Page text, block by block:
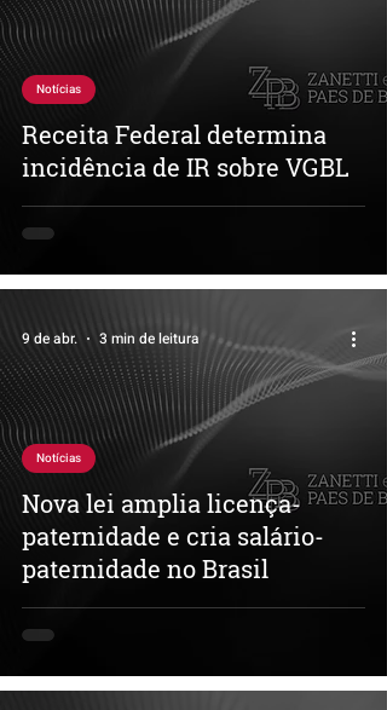
Receita Federal determina
incidência de IR sobre VGBL
Notícias
Nova lei amplia licença-
paternidade e cria salário-
paternidade no Brasil
Notícias
9 de abr. 3 min de leitura